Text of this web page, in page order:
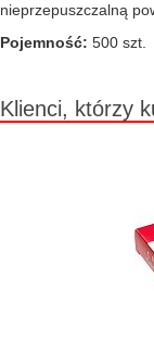
nieprzepuszczalną
Pojemność: 500 szt.
Klienci, którzy